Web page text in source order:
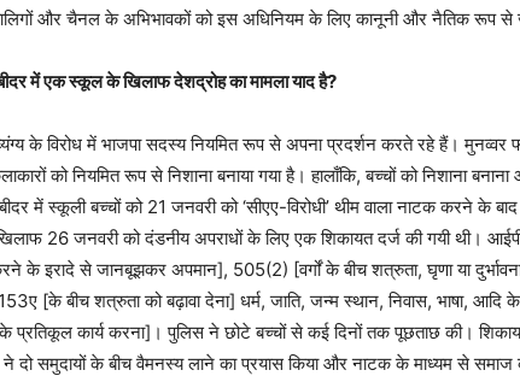
और चैनल के अभिभावकों को इस अधिनियम के लिए कानूनी और नैतिक रूप से
में एक स्कूल के खिलाफ देशद्रोह का मामला याद है?
के विरोध में भाजपा सदस्य नियमित रूप से अपना प्रदर्शन करते रहे हैं। मुनव्वर
को नियमित रूप से निशाना बनाया गया है। हालाँकि, बच्चों को निशाना
में स्कूली बच्चों को 21 जनवरी को ‘सीएए-विरोधी’ थीम वाला नाटक करने के
26 जनवरी को दंडनीय अपराधों के लिए एक शिकायत दर्ज की गयी थी।
के इरादे से जानबूझकर अपमान], 505(2) [वर्गों के बीच शत्रुता, घृणा या
[के बीच शत्रुता को बढ़ावा देना] धर्म, जाति, जन्म स्थान, निवास, भाषा, आदि
प्रतिकूल कार्य करना]। पुलिस ने छोटे बच्चों से कई दिनों तक पूछताछ की।
दो समुदायों के बीच वैमनस्य लाने का प्रयास किया और नाटक के माध्यम से